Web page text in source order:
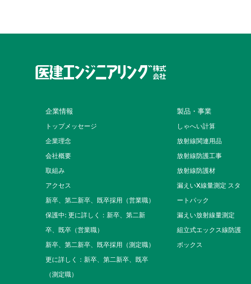
企業情報
トップメッセージ
企業理念
会社概要
取組み
アクセス
新卒、第二新卒、既卒採用（営業職）
保護中: 更に詳しく：新卒、第二新
卒、既卒（営業職）
新卒、第二新卒、既卒採用（測定職）
更に詳しく：新卒、第二新卒、既卒
（測定職）
製品・事業
しゃへい計算
放射線関連用品
放射線防護工事
放射線防護材
漏えいX線量測定 スタ
ートパック
漏えい放射線量測定
組立式エックス線防護
ボックス